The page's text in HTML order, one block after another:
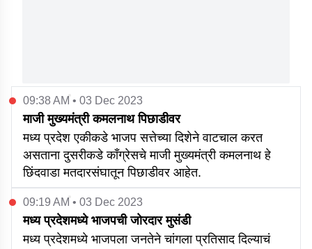
09:38 AM • 03 Dec 2023
माजी मुख्यमंत्री कमलनाथ पिछाडीवर
मध्य प्रदेश एकीकडे भाजप सत्तेच्या दिशेने वाटचाल करत
असताना दुसरीकडे काँग्रेसचे माजी मुख्यमंत्री कमलनाथ हे
छिंदवाडा मतदारसंघातून पिछाडीवर आहेत.
09:19 AM • 03 Dec 2023
मध्य प्रदेशमध्ये भाजपची जोरदार मुसंडी
मध्य प्रदेशमध्ये भाजपला जनतेने चांगला प्रतिसाद दिल्याचं